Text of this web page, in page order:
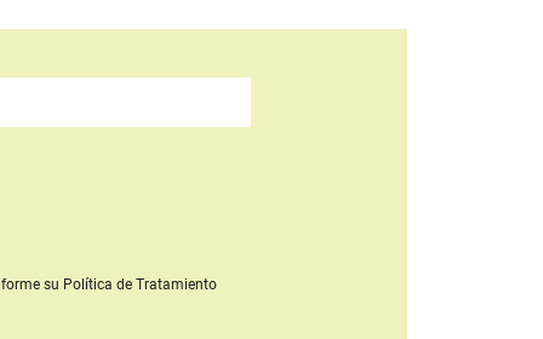
su Política de Tratamiento